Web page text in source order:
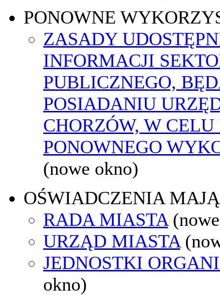
PONOWNE
ZASADY
INFORMACJI
PUBLICZNEGO,
POSIADANIU
CHORZÓW, W
PONOWNEGO
(nowe okno)
OŚWIADCZENIA
RADA MIASTA
URZĄD MIASTA
JEDNOSTKI
okno)